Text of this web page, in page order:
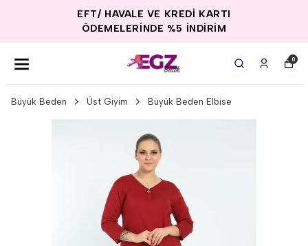
EFT/ HAVALE VE KREDİ KARTI
ÖDEMELERİNDE %5 İNDİRİM
0
Büyük Beden Üst Giyim Büyük Beden Elbise